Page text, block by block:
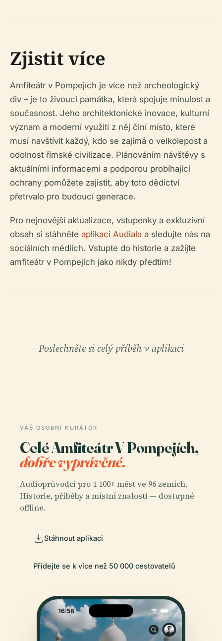
Zjistit více
Amfiteátr v Pompejích je více než archeologický
div – je to živoucí památka, která spojuje minulost a
současnost. Jeho architektonické inovace, kulturní
význam a moderní využití z něj činí místo, které
musí navštívit každý, kdo se zajímá o velkolepost a
odolnost římské civilizace. Plánováním návštěvy s
aktuálními informacemi a podporou probíhající
ochrany pomůžete zajistit, aby toto dědictví
přetrvalo pro budoucí generace.
Pro nejnovější aktualizace, vstupenky a exkluzivní
obsah si stáhněte aplikaci Audiala a sledujte nás na
sociálních médiích. Vstupte do historie a zažijte
amfiteátr v Pompejích jako nikdy předtím!
Poslechněte si celý příběh v aplikaci
VÁŠ OSOBNÍ KURÁTOR
Celé Amfiteátr V Pompejích,
dobře vyprávěné.
Audioprůvodci pro 1 100+ měst ve 96 zemích.
Historie, příběhy a místní znalosti — dostupné
offline.
Stáhnout aplikaci
Přidejte se k více než 50 000 cestovatelů